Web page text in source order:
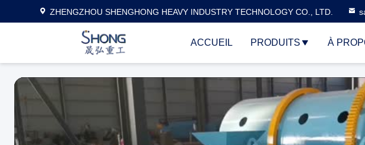
ZHENGZHOU SHENGHONG HEAVY INDUSTRY TECHNOLOGY CO., LTD.
ACCUEIL PRODUITS À